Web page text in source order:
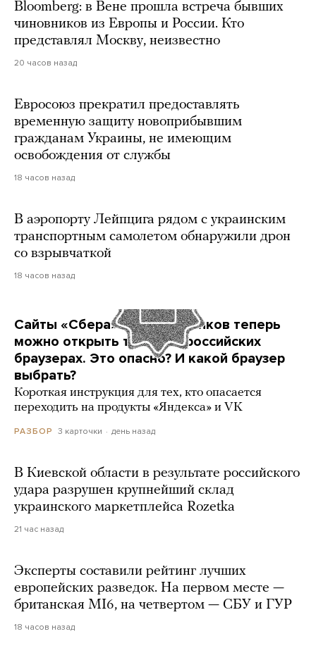
Bloomberg: в Вене прошла встреча бывших
чиновников из Европы и России. Кто
представлял Москву, неизвестно
20 часов назад
Евросоюз прекратил предоставлять
временную защиту новоприбывшим
гражданам Украины, не имеющим
освобождения от службы
18 часов назад
В аэропорту Лейпцига рядом с украинским
транспортным самолетом обнаружили дрон
со взрывчаткой
18 часов назад
Сайты «Сбера» и других банков теперь
можно открыть только в российских
браузерах. Это опасно? И какой браузер
выбрать?
Короткая инструкция для тех, кто опасается
переходить на продукты «Яндекса» и VK
РАЗБОР 3 карточки день назад
В Киевской области в результате российского
удара разрушен крупнейший склад
украинского маркетплейса Rozetka
21 час назад
Эксперты составили рейтинг лучших
европейских разведок. На первом месте —
британская MI6, на четвертом — СБУ и ГУР
18 часов назад